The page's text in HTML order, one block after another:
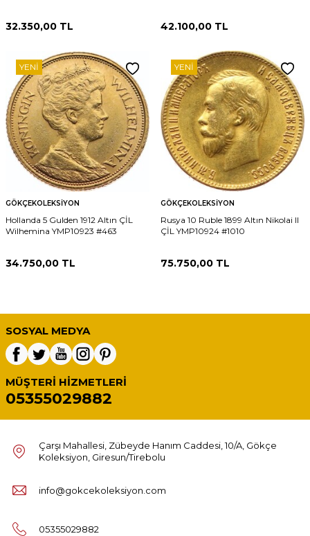
32.350,00 TL 42.100,00 TL
YENI
GÖKÇEKOLEKSIYON
Hollanda 5 Gulden 1912 Altın ÇİL
Wilhemina YMP10923 #463
34.750,00 TL
YENI
GÖKÇEKOLEKSIYON
Rusya 10 Ruble 1899 Altın Nikolai II
ÇİL YMP10924 #1010
75.750,00 TL
SOSYAL MEDYA
MÜŞTERI HIZMETLERI
05355029882
Çarşı Mahallesi, Zübeyde Hanım Caddesi, 10/A, Gökçe
Koleksiyon, Giresun/Tirebolu
info@gokcekoleksiyon.com
05355029882